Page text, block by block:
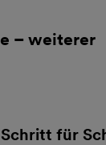
– weiterer
Schritt für